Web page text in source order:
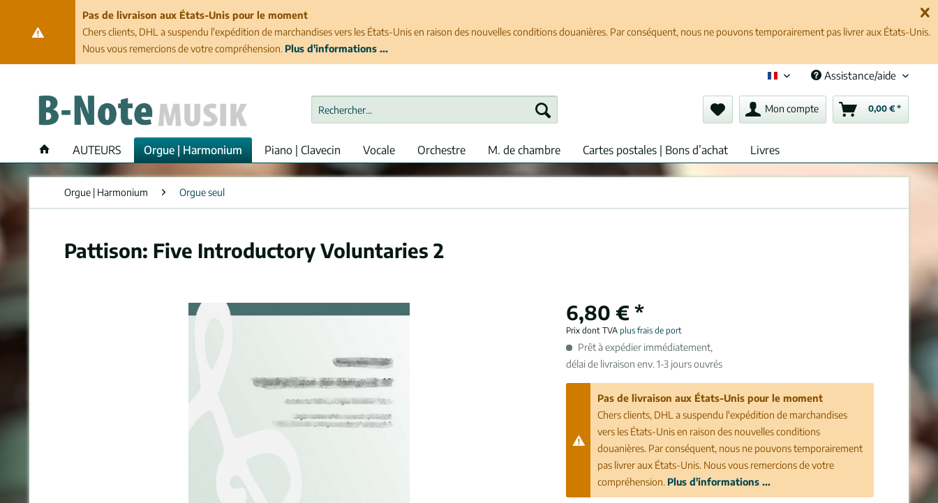
Pas de livraison aux États-Unis pour le moment
Chers clients, DHL a suspendu l'expédition de marchandises vers les États-Unis en raison des nouvelles conditions douanières. Par conséquent, nous ne pouvons temporairement pas livrer aux États-Unis.
Nous vous remercions de votre compréhension. Plus d'informations ...
Français (fr)Assistance/aide
Mon compte 0,00 € *
AUTEURS Orgue | Harmonium Piano | Clavecin Vocale Orchestre M. de chambre Cartes postales | Bons d’achat Livres
Orgue | Harmonium Orgue seul
Pattison: Five Introductory Voluntaries 2
6,80 € *
Prix dont TVAplus frais de port
Prêt à expédier immédiatement,
délai de livraison env. 1-3 jours ouvrés
Pas de livraison aux États-Unis pour le moment
Chers clients, DHL a suspendu l'expédition de marchandises
vers les États-Unis en raison des nouvelles conditions
douanières. Par conséquent, nous ne pouvons temporairement
pas livrer aux États-Unis. Nous vous remercions de votre
compréhension. Plus d'informations ...